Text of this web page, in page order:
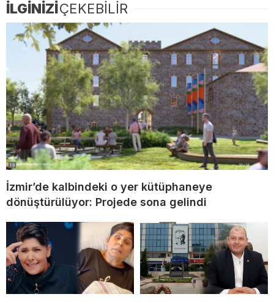
İLGİNİZİÇEKEBİLİR
İzmir’de kalbindeki o yer kütüphaneye
dönüştürülüyor: Projede sona gelindi